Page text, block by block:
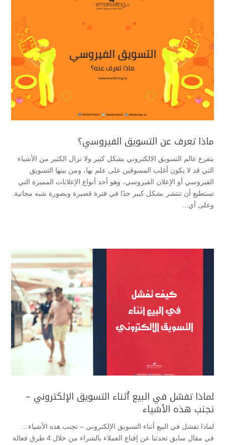
ماذا تعرف عن التسويق الفيروسي؟
يتفرع عالم التسويق الالكتروني بشكل كبير ولا تزال الكثير من الأشياء
التي قد لا يكون أغلب المسوقين على علم بها، ومن بينها التسويق
الفيروسي أو الإعلان الفيروسي، وهو أحد أنواع الإعلانات المميزة التي
تستطيع أن تنتشر بشكل كبير جدًا في فترة قصيرة وبصورة شبه مجانية.
وعلى أي...
لماذا تفشل في البيع أثناء التسويق الإلكتروني –
تجنب هذه الأشياء
لماذا تفشل في البيع أثناء التسويق الإلكتروني – تجنب هذه الأشياء…
في مقال سابق تحدثنا عن إقناع العملاء بالشراء من خلال 4 طرق فعالة